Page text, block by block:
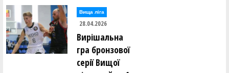
Вища лiга
28.04.2026
Вирішальна
гра бронзової
серії Вищої